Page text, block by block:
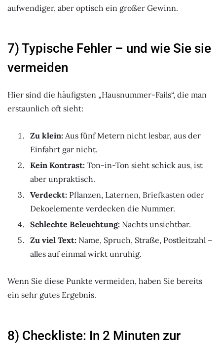
aufwendiger, aber optisch ein großer Gewinn.
7) Typische Fehler – und wie Sie sie
vermeiden
Hier sind die häufigsten „Hausnummer-Fails“, die man
erstaunlich oft sieht:
Zu klein: Aus fünf Metern nicht lesbar, aus der
Einfahrt gar nicht.
Kein Kontrast: Ton-in-Ton sieht schick aus, ist
aber unpraktisch.
Verdeckt: Pflanzen, Laternen, Briefkasten oder
Dekoelemente verdecken die Nummer.
Schlechte Beleuchtung: Nachts unsichtbar.
Zu viel Text: Name, Spruch, Straße, Postleitzahl –
alles auf einmal wirkt unruhig.
Wenn Sie diese Punkte vermeiden, haben Sie bereits
ein sehr gutes Ergebnis.
8) Checkliste: In 2 Minuten zur